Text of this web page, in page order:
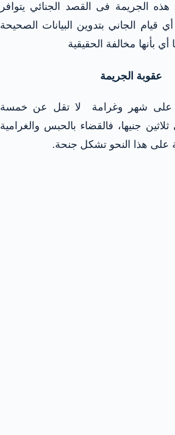
الجريمة فى القصد الجنائي يتوافر
أي قيام الجاني بتدوين البيانات الصحيحة
بأنها مخالفة الحقيقية
عقوبة الجريمة
على شهر وغرامة لا تقل عن خمسة
جنيها، فالقضاء بالحبس والغرامية
على هذا النحو تشكل جنحة.